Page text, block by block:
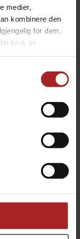
medier,
kombinere den
for dem,
bruk av
4" MFL gjenger
Rustfritt stål